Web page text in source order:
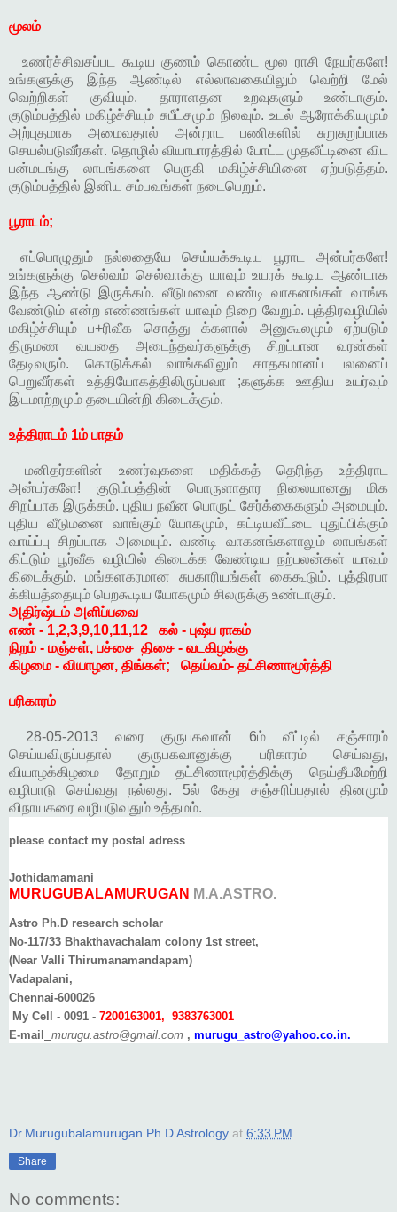
மூலம்
உணர்ச்சிவசப்பட கூடிய குணம் கொண்ட மூல ராசி நேயர்களே!
உங்களுக்கு இந்த ஆண்டில் எல்லாவகையிலும் வெற்றி மேல்
வெற்றிகள் குவியும். தாராளதன உறவுகளும் உண்டாகும்.
குடும்பத்தில் மகிழ்ச்சியும் சுபீட்சமும் நிலவும். உடல் ஆரோக்கியமும்
அற்புதமாக அமைவதால் அன்றாட பணிகளில் சுறுசுறுப்பாக
செயல்படுவீர்கள். தொழில் வியாபாரத்தில் போட்ட முதலீட்டினை விட
பன்மடங்கு லாபங்களை பெருகி மகிழ்ச்சியினை ஏற்படுத்தம்.
குடும்பத்தில் இனிய சம்பவங்கள் நடைபெறும்.
பூராடம்;
எப்பொழுதும் நல்லதையே செய்யக்கூடிய பூராட அன்பர்களே!
உங்களுக்கு செல்வம் செல்வாக்கு யாவும் உயரக் கூடிய ஆண்டாக
இந்த ஆண்டு இருக்கம். வீடுமனை வண்டி வாகனங்கள் வாங்க
வேண்டும் என்ற எண்ணங்கள் யாவும் நிறை வேறும். புத்திரவழியில்
மகிழ்ச்சியும் ப+ரிவீக சொத்து க்களால் அனுகூலமும் ஏற்படும்
திருமண வயதை அடைந்தவர்களுக்கு சிறப்பான வரன்கள்
தேடிவரும். கொடுக்கல் வாங்கலிலும் சாதகமானப் பலனைப்
பெறுவீர்கள் உத்தியோகத்திலிருப்பவா ;களுக்க ஊதிய உயர்வும்
இடமாற்றமும் தடையின்றி கிடைக்கும்.
உத்திராடம் 1ம் பாதம்
மனிதர்களின் உணர்வுகளை மதிக்கத் தெரிந்த உத்திராட
அன்பர்களே! குடும்பத்தின் பொருளாதார நிலையானது மிக
சிறப்பாக இருக்கம். புதிய நவீன பொருட் சேர்க்கைகளும் அமையும்.
புதிய வீடுமனை வாங்கும் யோகமும், கட்டியவீட்டை புதுப்பிக்கும்
வாய்ப்பு சிறப்பாக அமையும். வண்டி வாகனங்களாலும் லாபங்கள்
கிட்டும் பூர்வீக வழியில் கிடைக்க வேண்டிய நற்பலன்கள் யாவும்
கிடைக்கும். மங்களகரமான சுபகாரியங்கள் கைகூடும். புத்திரபா
க்கியத்தையும் பெறகூடிய யோகமும் சிலருக்கு உண்டாகும்.
அதிர்ஷ்டம் அளிப்பவை
எண் - 1,2,3,9,10,11,12
கல் - புஷ்ப ராகம்
நிறம் - மஞ்சள், பச்சை திசை - வடகிழக்கு
கிழமை - வியாழன, திங்கள்;
தெய்வம்- தட்சிணாமூர்த்தி
பரிகாரம்
28-05-2013 வரை குருபகவான் 6ம் வீட்டில் சஞ்சாரம்
செய்யவிருப்பதால் குருபகவானுக்கு பரிகாரம் செய்வது,
வியாழக்கிழமை தோறும் தட்சிணாமூர்த்திக்கு நெய்தீபமேற்றி
வழிபாடு செய்வது நல்லது. 5ல் கேது சஞ்சரிப்பதால் தினமும்
விநாயகரை வழிபடுவதும் உத்தமம்.
please contact my postal adress
Jothidamamani
MURUGUBALAMURUGAN M.A.ASTRO.
Astro Ph.D research scholar
No-117/33 Bhakthavachalam colony 1st street,
(Near Valli Thirumanamandapam)
Vadapalani,
Chennai-600026
My Cell - 0091 - 7200163001, 9383763001
E-mail
murugu.astro@gmail.com , murugu_astro@yahoo.co.in.
Dr.Murugubalamurugan Ph.D Astrology at 6:33 PM
Share
No comments: